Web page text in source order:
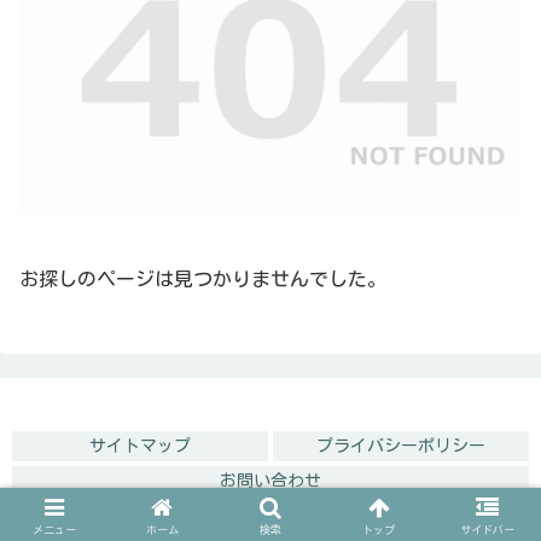
お探しのページは見つかりませんでした。
サイトマップ プライバシーポリシー
お問い合わせ
© 2020 専業主婦の暇つぶし.
メニュー ホーム 検索 トップ サイドバー